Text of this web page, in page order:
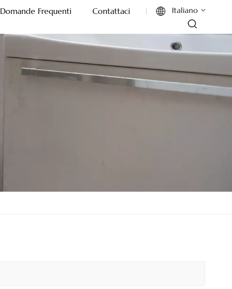
Domande Frequenti Contattaci Italiano
English